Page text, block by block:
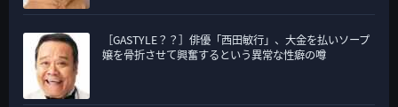
［GASTYLE？？］俳優「西田敏行」、大金を払いソープ
嬢を骨折させて興奮するという異常な性癖の噂